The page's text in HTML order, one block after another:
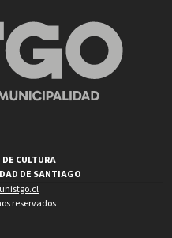
CULTURA
DE SANTIAGO
reservados